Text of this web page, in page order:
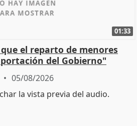
01:33
el reparto de menores
del Gobierno"
05/08/2026